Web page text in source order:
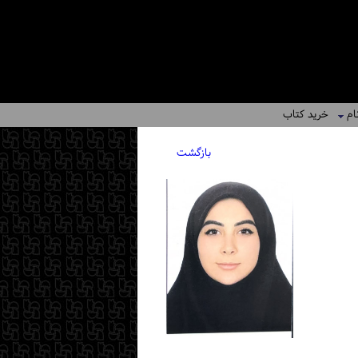
خرید کتاب
بازگشت